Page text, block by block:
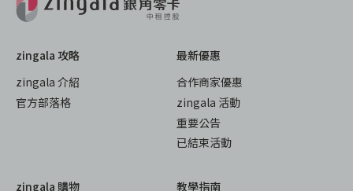
zingala 攻略
zingala 介紹
官方部落格
最新優惠
合作商家優惠
zingala 活動
重要公告
已結束活動
zingala 購物
教學指南